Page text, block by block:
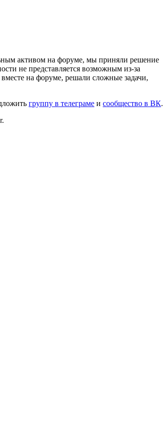
активом на форуме, мы приняли решение
не представляется возможным из-за
на форуме, решали сложные задачи,
группу в телеграме и сообщество в ВК.